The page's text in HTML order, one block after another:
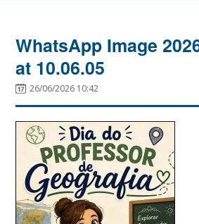
WhatsApp Image
at 10.06.05
26/06/2026 10:42